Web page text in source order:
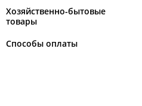
Хозяйственно-бытовые
товары
Способы оплаты